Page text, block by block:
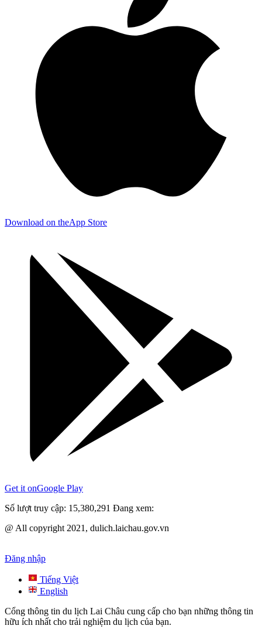
Download on theApp Store
Get it onGoogle Play
Số lượt truy cập: 15,380,291 Đang xem:
@ All copyright 2021, dulich.laichau.gov.vn
Đăng nhập
Tiếng Việt
English
Cổng thông tin du lịch Lai Châu cung cấp cho bạn những thông tin
hữu ích nhất cho trải nghiệm du lịch của bạn.